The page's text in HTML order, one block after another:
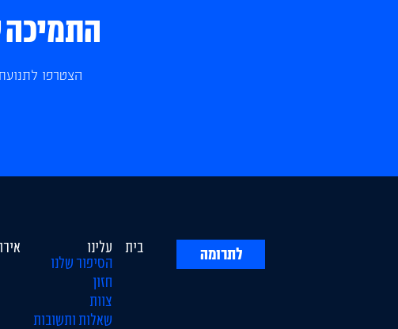
התמיכה
הצטרפו
בית
עלינו
הסיפור שלנו
חזון
צוות
שאלות ותשובות
לתרומה